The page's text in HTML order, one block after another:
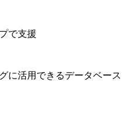
で支援
に活用できるデータベース